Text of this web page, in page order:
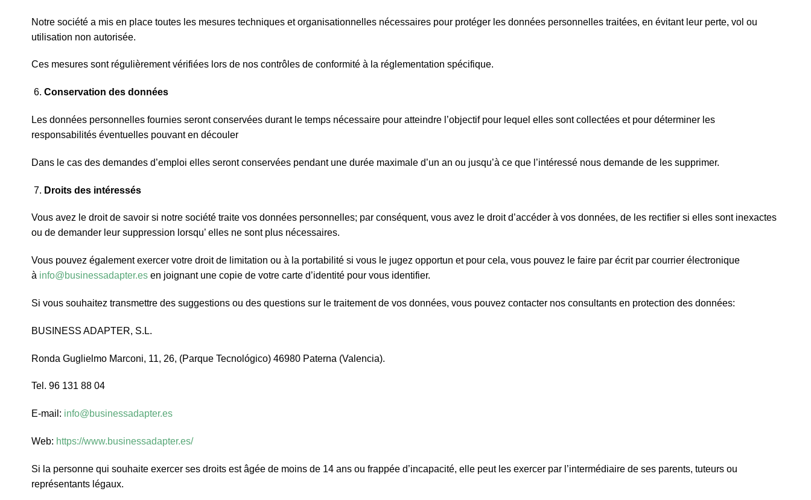
Notre société a mis en place toutes les mesures techniques et organisationnelles nécessaires pour protéger les données personnelles traitées, en évitant leur perte, vol ou
utilisation non autorisée.
Ces mesures sont régulièrement vérifiées lors de nos contrôles de conformité à la réglementation spécifique.
Conservation des données
Les données personnelles fournies seront conservées durant le temps nécessaire pour atteindre l’objectif pour lequel elles sont collectées et pour déterminer les
responsabilités éventuelles pouvant en découler
Dans le cas des demandes d’emploi elles seront conservées pendant une durée maximale d’un an ou jusqu’à ce que l’intéressé nous demande de les supprimer.
Droits des intéressés
Vous avez le droit de savoir si notre société traite vos données personnelles; par conséquent, vous avez le droit d’accéder à vos données, de les rectifier si elles sont inexactes
ou de demander leur suppression lorsqu’ elles ne sont plus nécessaires.
Vous pouvez également exercer votre droit de limitation ou à la portabilité si vous le jugez opportun et pour cela, vous pouvez le faire par écrit par courrier électronique
à info@businessadapter.es en joignant une copie de votre carte d’identité pour vous identifier.
Si vous souhaitez transmettre des suggestions ou des questions sur le traitement de vos données, vous pouvez contacter nos consultants en protection des données:
BUSINESS ADAPTER, S.L.
Ronda Guglielmo Marconi, 11, 26, (Parque Tecnológico) 46980 Paterna (Valencia).
Tel. 96 131 88 04
E-mail: info@businessadapter.es
Web: https://www.businessadapter.es/
Si la personne qui souhaite exercer ses droits est âgée de moins de 14 ans ou frappée d’incapacité, elle peut les exercer par l’intermédiaire de ses parents, tuteurs ou
représentants légaux.